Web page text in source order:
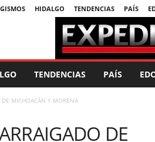
HIDALGO TENDENCIAS PAÍS
TENDENCIAS PAÍS
DE MICHOACÁN Y MORENA
DE